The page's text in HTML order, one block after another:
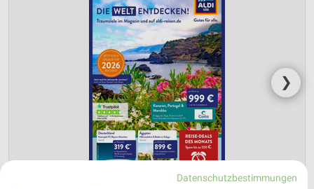
❯
Datenschutzbestimmungen